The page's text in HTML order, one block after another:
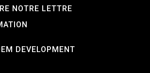
NOTRE LETTRE
DEVELOPMENT